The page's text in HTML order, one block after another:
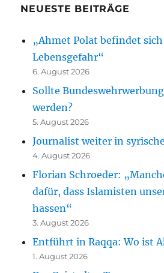
NEUESTE BEITRÄGE
„Ahmet Polat befindet
Lebensgefahr“
6. August 2026
Sollte
werden?
5. August 2026
Journalist weiter in
4. August 2026
Florian Schroeder:
dafür, dass Islamisten
hassen“
3. August 2026
Entführt in Raqqa: Wo ist
1. August 2026